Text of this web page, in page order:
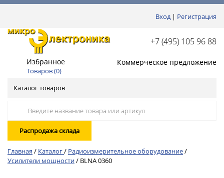
Вход| Регистрация
+7 (495) 105 96 88
Избранное
Товаров (0)
Коммерческое предложение
Каталог товаров
Распродажа склада
Главная / Каталог/ Радиоизмерительное оборудование/
Усилители мощности/ BLNA 0360